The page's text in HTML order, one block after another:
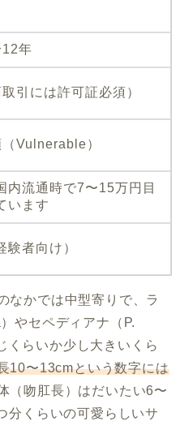
年
引には許可証必須）
Vulnerable）
内流通時で7〜15万円目
います
験者向け）
なかでは中型寄りで、ラ
やセペディアナ（P.
くらいか少し大きいくら
10〜13cmという数字には
（吻肛長）はだいたい6〜
分くらいの可愛らしいサ